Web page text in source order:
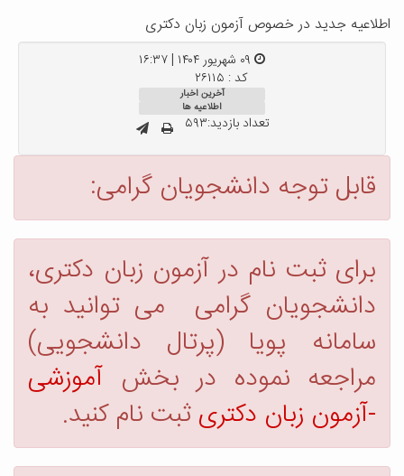
اطلاعیه جدید در خصوص آزمون زبان دکتری
کد : ۲۶۱۱۵
آخرین اخبار
اطلاعیه ها
تعداد بازدید:۵۹۳
قابل توجه دانشجویان گرامی:
برای ثبت نام در آزمون زبان دکتری،
دانشجویان گرامی می توانید به
سامانه پویا (پرتال دانشجویی)
مراجعه نموده در بخش آموزشی
-آزمون زبان دکتریثبت نام کنید.